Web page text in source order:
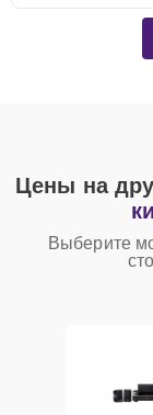
Цены на
Выберите